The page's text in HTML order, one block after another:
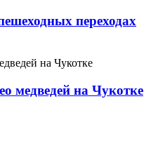
переходах
медведей на Чукотке